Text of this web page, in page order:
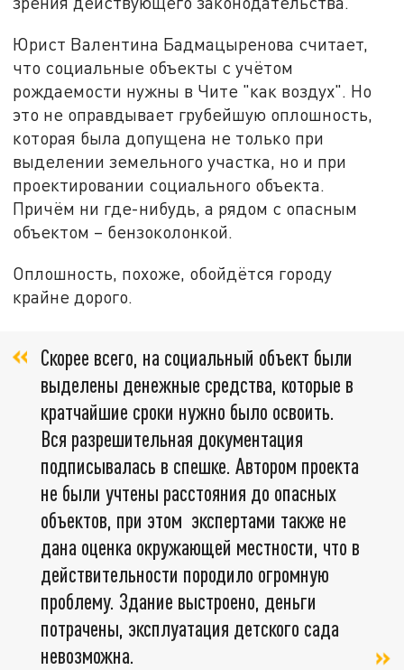
Юрист Валентина Бадмацыренова считает,
что социальные объекты с учётом
рождаемости нужны в Чите "как воздух". Но
это не оправдывает грубейшую оплошность,
которая была допущена не только при
выделении земельного участка, но и при
проектировании социального объекта.
Причём ни где-нибудь, а рядом с опасным
объектом – бензоколонкой.
Оплошность, похоже, обойдётся городу
крайне дорого.
Скорее всего, на социальный объект были
выделены денежные средства, которые в
кратчайшие сроки нужно было освоить.
Вся разрешительная документация
подписывалась в спешке. Автором проекта
не были учтены расстояния до опасных
объектов, при этом экспертами также не
дана оценка окружающей местности, что в
действительности породило огромную
проблему. Здание выстроено, деньги
потрачены, эксплуатация детского сада
невозможна.